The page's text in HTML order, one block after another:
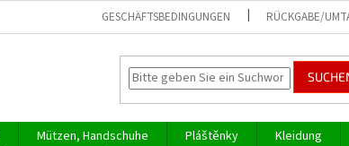
GESCHÄFTSBEDINGUNGEN RÜCKGABE/
Mützen, Handschuhe Pláštěnky Kleidung